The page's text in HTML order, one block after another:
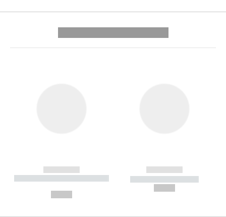
------------
----------- ----------- --------
------------
----------- -----------